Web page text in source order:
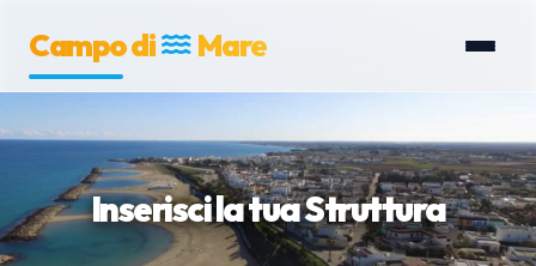
Campo di Mare
Inserisci la tua Struttura